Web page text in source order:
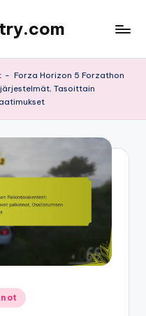
- Forza Horizon 5 Forzathon
Tasoittain